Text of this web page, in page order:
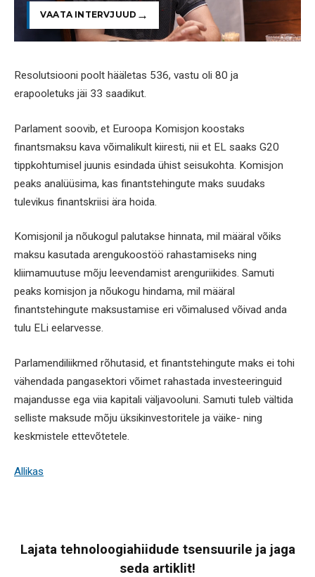
VAATA INTERVJUUD
Resolutsiooni poolt hääletas 536, vastu oli 80 ja
erapooletuks jäi 33 saadikut.
Parlament soovib, et Euroopa Komisjon koostaks
finantsmaksu kava võimalikult kiiresti, nii et EL saaks G20
tippkohtumisel juunis esindada ühist seisukohta. Komisjon
peaks analüüsima, kas finantstehingute maks suudaks
tulevikus finantskriisi ära hoida.
Komisjonil ja nõukogul palutakse hinnata, mil määral võiks
maksu kasutada arengukoostöö rahastamiseks ning
kliimamuutuse mõju leevendamist arenguriikides. Samuti
peaks komisjon ja nõukogu hindama, mil määral
finantstehingute maksustamise eri võimalused võivad anda
tulu ELi eelarvesse.
Parlamendiliikmed rõhutasid, et finantstehingute maks ei tohi
vähendada pangasektori võimet rahastada investeeringuid
majandusse ega viia kapitali väljavooluni. Samuti tuleb vältida
selliste maksude mõju üksikinvestoritele ja väike- ning
keskmistele ettevõtetele.
Allikas
Lajata tehnoloogiahiidude tsensuurile ja jaga
seda artiklit!